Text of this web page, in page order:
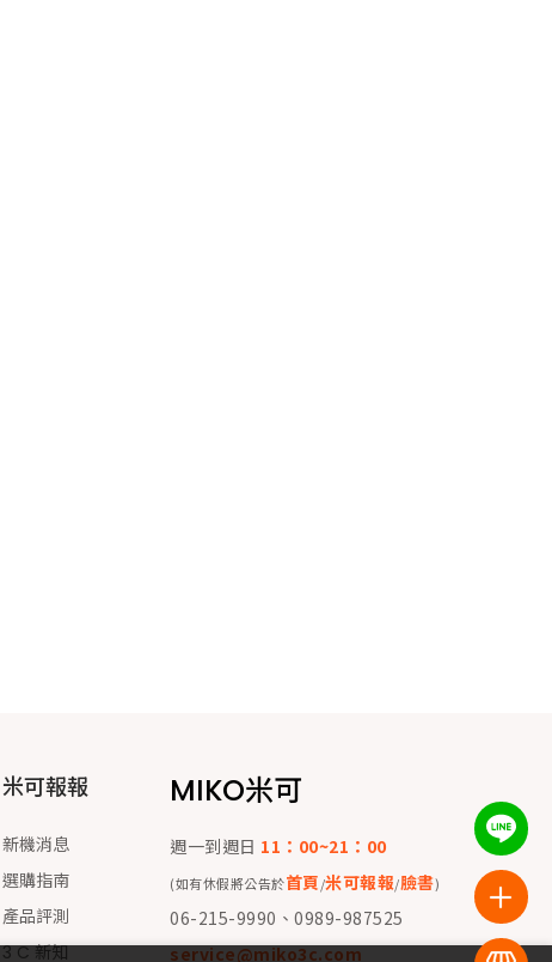
米可報報
新機消息
選購指南
產品評測
3 C 新知
MIKO米可
週一到週日 11：00~21：00
(如有休假將公告於首頁/米可報報/臉書)
06-215-9990、0989-987525
service@miko3c.com